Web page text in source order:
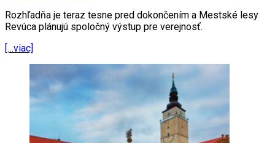
Rozhľadňa je teraz tesne pred dokončením a Mestské lesy
Revúca plánujú spoločný výstup pre verejnosť.
[…viac]